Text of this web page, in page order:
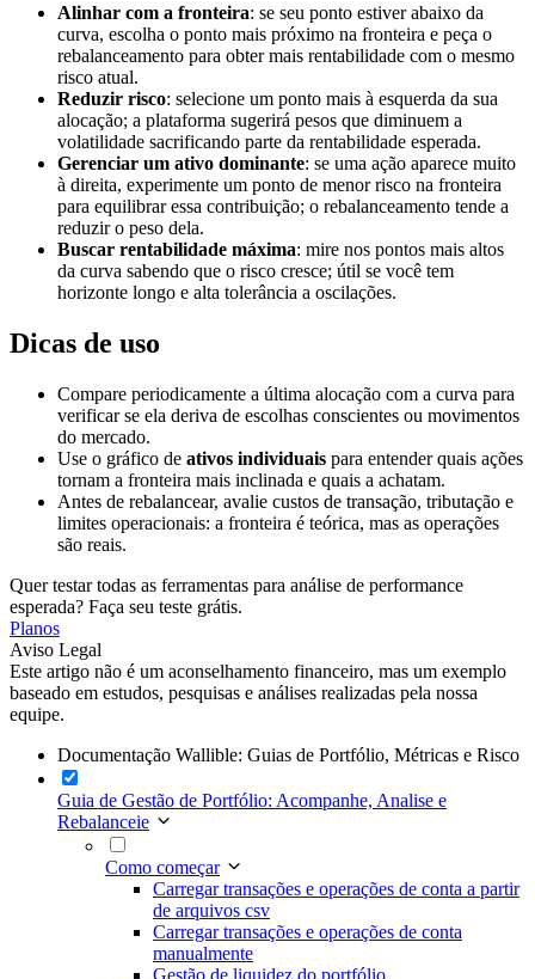
Alinhar com a fronteira: se seu ponto estiver abaixo da
curva, escolha o ponto mais próximo na fronteira e peça o
rebalanceamento para obter mais rentabilidade com o mesmo
risco atual.
Reduzir risco: selecione um ponto mais à esquerda da sua
alocação; a plataforma sugerirá pesos que diminuem a
volatilidade sacrificando parte da rentabilidade esperada.
Gerenciar um ativo dominante: se uma ação aparece muito
à direita, experimente um ponto de menor risco na fronteira
para equilibrar essa contribuição; o rebalanceamento tende a
reduzir o peso dela.
Buscar rentabilidade máxima: mire nos pontos mais altos
da curva sabendo que o risco cresce; útil se você tem
horizonte longo e alta tolerância a oscilações.
Dicas de uso
Compare periodicamente a última alocação com a curva para
verificar se ela deriva de escolhas conscientes ou movimentos
do mercado.
Use o gráfico de ativos individuais para entender quais ações
tornam a fronteira mais inclinada e quais a achatam.
Antes de rebalancear, avalie custos de transação, tributação e
limites operacionais: a fronteira é teórica, mas as operações
são reais.
Quer testar todas as ferramentas para análise de performance
esperada? Faça seu teste grátis.
Planos
Aviso Legal
Este artigo não é um aconselhamento financeiro, mas um exemplo
baseado em estudos, pesquisas e análises realizadas pela nossa
equipe.
Documentação Wallible: Guias de Portfólio, Métricas e Risco
Guia de Gestão de Portfólio: Acompanhe, Analise e
Rebalanceie
Como começar
Carregar transações e operações de conta a partir
de arquivos csv
Carregar transações e operações de conta
manualmente
Gestão de liquidez do portfólio